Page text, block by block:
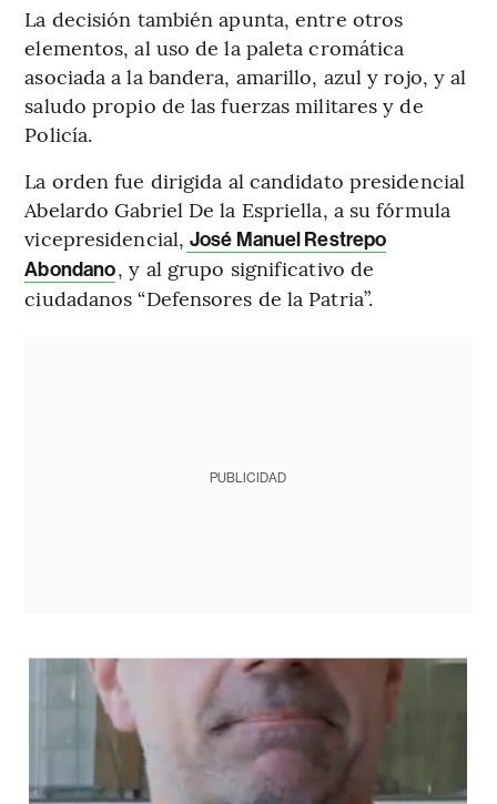
La decisión también apunta, entre otros
elementos, al uso de la paleta cromática
asociada a la bandera, amarillo, azul y rojo, y al
saludo propio de las fuerzas militares y de
Policía.
La orden fue dirigida al candidato presidencial
Abelardo Gabriel De la Espriella, a su fórmula
vicepresidencial, José Manuel Restrepo
Abondano, y al grupo significativo de
ciudadanos “Defensores de la Patria”.
PUBLICIDAD